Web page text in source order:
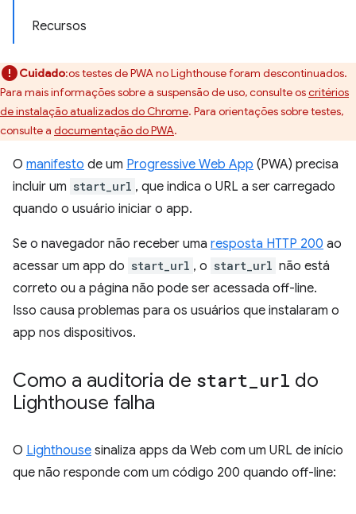
Recursos
Cuidado:os testes de PWA no Lighthouse foram descontinuados.
Para mais informações sobre a suspensão de uso, consulte oscritérios
de instalação atualizados do Chrome. Para orientações sobre testes,
consulte a documentação do PWA.
O manifesto de um Progressive Web App (PWA) precisa
incluir um start_url , que indica o URL a ser carregado
quando o usuário iniciar o app.
Se o navegador não receber uma resposta HTTP 200 ao
acessar um app do start_url , o start_url não está
correto ou a página não pode ser acessada off-line.
Isso causa problemas para os usuários que instalaram o
app nos dispositivos.
Como a auditoria de start url do
Lighthouse falha
O Lighthouse sinaliza apps da Web com um URL de início
que não responde com um código 200 quando off-line: